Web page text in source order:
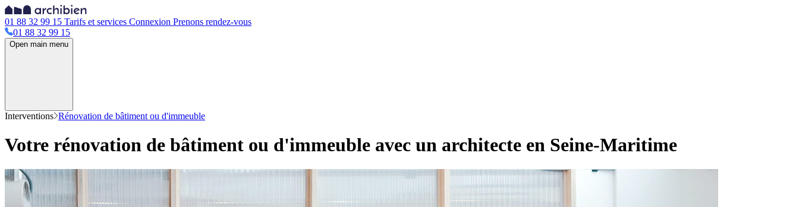
01 88 32 99 15 Tarifs et services Connexion Prenons rendez-vous
01 88 32 99 15
Open main menu
Interventions Rénovation de bâtiment ou d'immeuble
Votre rénovation de bâtiment ou d'immeuble avec un architecte en Seine-Maritime